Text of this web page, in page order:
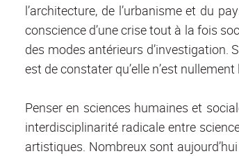
l’architecture, de l’urbanisme et du
conscience d’une crise tout à la fois
des modes antérieurs d’investigation.
est de constater qu’elle n’est
Penser en sciences humaines et
interdisciplinarité radicale entre
artistiques. Nombreux sont